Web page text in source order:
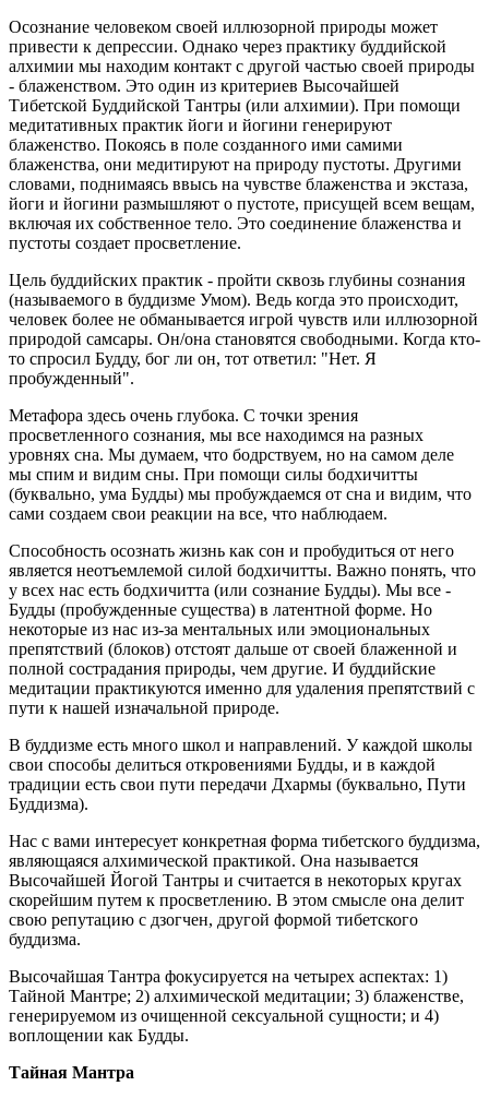
Осознание человеком своей иллюзорной природы может
привести к депрессии. Однако через практику буддийской
алхимии мы находим контакт с другой частью своей природы
- блаженством. Это один из критериев Высочайшей
Тибетской Буддийской Тантры (или алхимии). При помощи
медитативных практик йоги и йогини генерируют
блаженство. Покоясь в поле созданного ими самими
блаженства, они медитируют на природу пустоты. Другими
словами, поднимаясь ввысь на чувстве блаженства и экстаза,
йоги и йогини размышляют о пустоте, присущей всем вещам,
включая их собственное тело. Это соединение блаженства и
пустоты создает просветление.
Цель буддийских практик - пройти сквозь глубины сознания
(называемого в буддизме Умом). Ведь когда это происходит,
человек более не обманывается игрой чувств или иллюзорной
природой самсары. Он/она становятся свободными. Когда кто-
то спросил Будду, бог ли он, тот ответил: "Нет. Я
пробужденный".
Метафора здесь очень глубока. С точки зрения
просветленного сознания, мы все находимся на разных
уровнях сна. Мы думаем, что бодрствуем, но на самом деле
мы спим и видим сны. При помощи силы бодхичитты
(буквально, ума Будды) мы пробуждаемся от сна и видим, что
сами создаем свои реакции на все, что наблюдаем.
Способность осознать жизнь как сон и пробудиться от него
является неотъемлемой силой бодхичитты. Важно понять, что
у всех нас есть бодхичитта (или сознание Будды). Мы все -
Будды (пробужденные существа) в латентной форме. Но
некоторые из нас из-за ментальных или эмоциональных
препятствий (блоков) отстоят дальше от своей блаженной и
полной сострадания природы, чем другие. И буддийские
медитации практикуются именно для удаления препятствий с
пути к нашей изначальной природе.
В буддизме есть много школ и направлений. У каждой школы
свои способы делиться откровениями Будды, и в каждой
традиции есть свои пути передачи Дхармы (буквально, Пути
Буддизма).
Нас с вами интересует конкретная форма тибетского буддизма,
являющаяся алхимической практикой. Она называется
Высочайшей Йогой Тантры и считается в некоторых кругах
скорейшим путем к просветлению. В этом смысле она делит
свою репутацию с дзогчен, другой формой тибетского
буддизма.
Высочайшая Тантра фокусируется на четырех аспектах: 1)
Тайной Мантре; 2) алхимической медитации; 3) блаженстве,
генерируемом из очищенной сексуальной сущности; и 4)
воплощении как Будды.
Тайная Мантра